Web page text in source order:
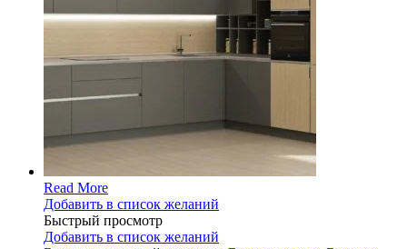
Read More
Добавить в список желаний
Быстрый просмотр
Добавить в список желаний